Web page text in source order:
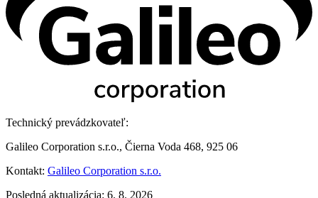
Technický prevádzkovateľ:
Galileo Corporation s.r.o., Čierna Voda 468, 925 06
Kontakt: Galileo Corporation s.r.o.
Posledná aktualizácia: 6. 8. 2026